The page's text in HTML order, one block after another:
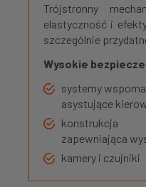
Trójstronny
elastyczność i
szczególnie
Wysokie
systemy
asystujące
konstrukcja
zapewniająca
kamery i czujniki